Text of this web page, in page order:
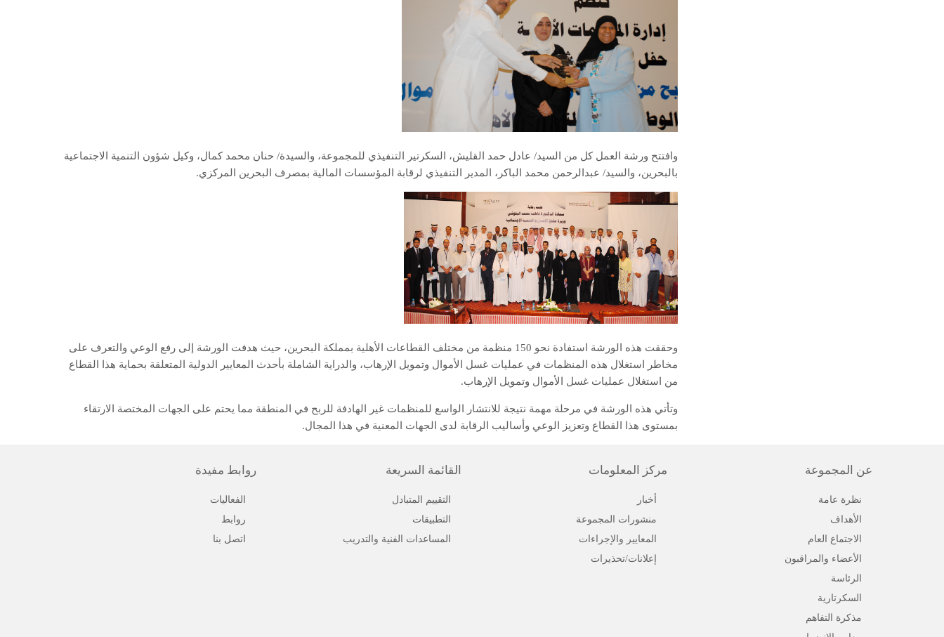
وافتتح ورشة العمل كل من السيد/ عادل حمد القليش، السكرتير التنفيذي للمجموعة، والسيدة/ حنان محمد كمال، وكيل شؤون التنمية الاجتماعية
بالبحرين، والسيد/ عبدالرحمن محمد الباكر، المدير التنفيذي لرقابة المؤسسات المالية بمصرف البحرين المركزي.
وحققت هذه الورشة استفادة نحو 150 منظمة من مختلف القطاعات الأهلية بمملكة البحرين، حيث هدفت الورشة إلى رفع الوعي والتعرف على
مخاطر استغلال هذه المنظمات في عمليات غسل الأموال وتمويل الإرهاب، والدراية الشاملة بأحدث المعايير الدولية المتعلقة بحماية هذا القطاع
من استغلال عمليات غسل الأموال وتمويل الإرهاب.
وتأتي هذه الورشة في مرحلة مهمة نتيجة للانتشار الواسع للمنظمات غير الهادفة للربح في المنطقة مما يحتم على الجهات المختصة الارتقاء
بمستوى هذا القطاع وتعزيز الوعي وأساليب الرقابة لدى الجهات المعنية في هذا المجال.
روابط مفيدة
الفعاليات
روابط
اتصل بنا
القائمة السريعة
التقييم المتبادل
التطبيقات
المساعدات الفنية والتدريب
مركز المعلومات
أخبار
منشورات المجموعة
المعايير والإجراءات
إعلانات/تحذيرات
عن المجموعة
نظرة عامة
الأهداف
الاجتماع العام
الأعضاء والمراقبون
الرئاسة
السكرتارية
مذكرة التفاهم